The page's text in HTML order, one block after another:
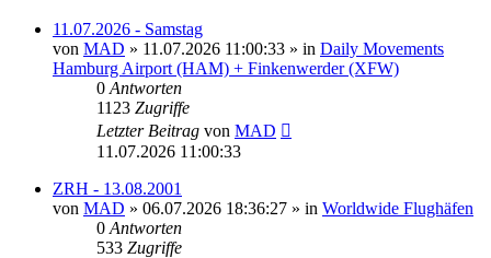
11.07.2026 - Samstag
von MAD » 11.07.2026 11:00:33 » in Daily Movements
Hamburg Airport (HAM) + Finkenwerder (XFW)
0 Antworten
1123 Zugriffe
Letzter Beitrag von MAD
11.07.2026 11:00:33
ZRH - 13.08.2001
von MAD » 06.07.2026 18:36:27 » in Worldwide Flughäfen
0 Antworten
533 Zugriffe